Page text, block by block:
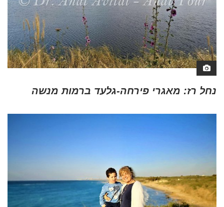
נחל רז: מאגרי פירחה-גלעד ברמות מנשה